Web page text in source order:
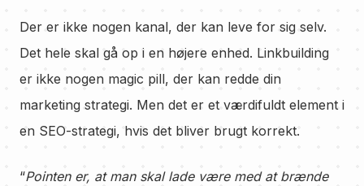
Der er ikke nogen kanal, der kan leve for sig selv.
Det hele skal gå op i en højere enhed. Linkbuilding
er ikke nogen magic pill, der kan redde din
marketing strategi. Men det er et værdifuldt element i
en SEO-strategi, hvis det bliver brugt korrekt.
“Pointen er, at man skal lade være med at brænde